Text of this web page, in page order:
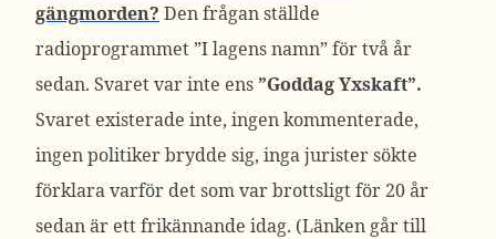
gängmorden? Den frågan ställde
radioprogrammet ”I lagens namn” för två år
sedan. Svaret var inte ens”Goddag Yxskaft”.
Svaret existerade inte, ingen kommenterade,
ingen politiker brydde sig, inga jurister sökte
förklara varför det som var brottsligt för 20 år
sedan är ett frikännande idag. (Länken går till